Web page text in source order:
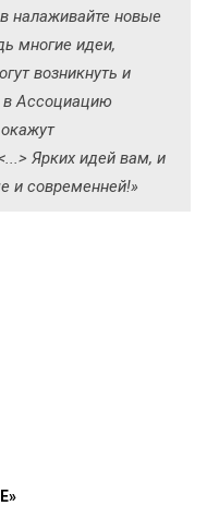
налаживайте новые
многие идеи,
возникнуть и
Ассоциацию
Ярких идей вам, и
и современней!»